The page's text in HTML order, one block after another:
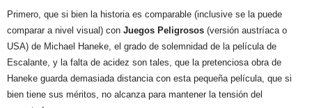
Primero, que si bien la historia es comparable (inclusive se la puede
comparar a nivel visual) con Juegos Peligrosos (versión austríaca o
USA) de Michael Haneke, el grado de solemnidad de la película de
Escalante, y la falta de acidez son tales, que la pretenciosa obra de
Haneke guarda demasiada distancia con esta pequeña película, que si
bien tiene sus méritos, no alcanza para mantener la tensión del